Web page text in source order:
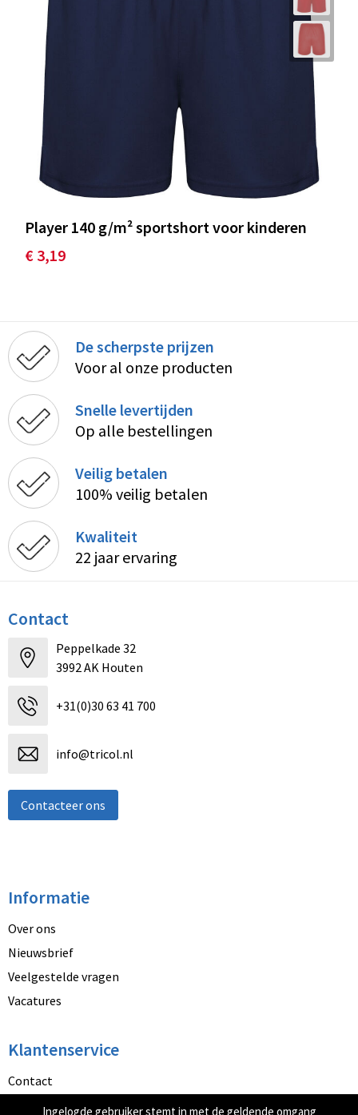
Player 140 g/m² sportshort voor kinderen
€ 3,19
De scherpste prijzen
Voor al onze producten
Snelle levertijden
Op alle bestellingen
Veilig betalen
100% veilig betalen
Kwaliteit
22 jaar ervaring
Contact
Peppelkade 32
3992 AK Houten
+31(0)30 63 41 700
info@tricol.nl
Contacteer ons
Informatie
Over ons
Nieuwsbrief
Veelgestelde vragen
Vacatures
Klantenservice
Contact
Betaalmethoden
Ingelogde gebruiker stemt in met de geldende omgang